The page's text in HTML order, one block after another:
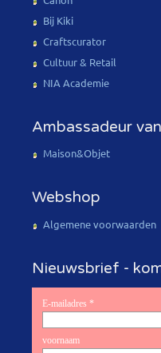
Bij Kiki
Craftscurator
Cultuur & Retail
NIA Academie
Ambassadeur van
Maison&Objet
Webshop
Algemene voorwaarden
Nieuwsbrief -